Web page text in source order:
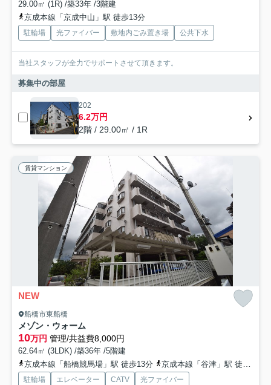
29.00㎡ (1R) /築33年 /3階建
京成本線「京成中山」駅 徒歩13分
駐輪場 光ファイバー 敷地内ごみ置き場 公共下水
当社スタッフが全力でサポートさせて頂きます。
募集中の部屋
202
6.2万円
2階 / 29.00㎡ / 1R
賃貸マンション
NEW
船橋市東船橋
メゾン・ウォーム
10万円 管理/共益費8,000円
62.64㎡ (3LDK) /築36年 /5階建
京成本線「船橋競馬場」駅 徒歩13分
京成本線「谷津」駅 徒歩14分
駐輪場 エレベーター CATV
光ファイバー